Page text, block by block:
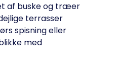
af buske og træer
terrasser
spisning eller
med